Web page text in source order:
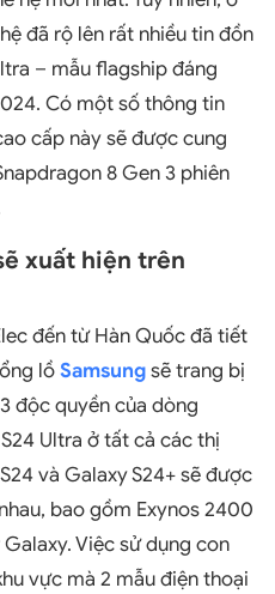
đã rộ lên rất nhiều tin đồn
– mẫu flagship đáng
Có một số thông tin
cấp này sẽ được cung
8 Gen 3 phiên
xuất hiện trên
đến từ Hàn Quốc đã tiết
lồSamsungsẽ trang bị
độc quyền của dòng
Ultra ở tất cả các thị
và Galaxy S24+ sẽ được
bao gồm Exynos 2400
Việc sử dụng con
vực mà 2 mẫu điện thoại